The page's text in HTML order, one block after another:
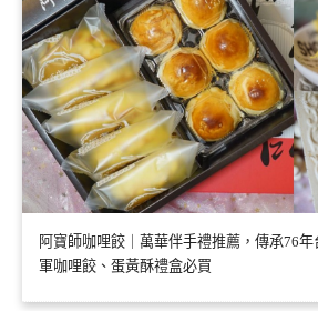
阿寶師咖哩餃｜萬華伴手禮推薦，傳承76
軍咖哩餃、蛋黃酥禮盒必買